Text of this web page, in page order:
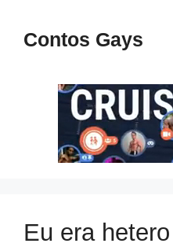
paraContos Gays
Eu era